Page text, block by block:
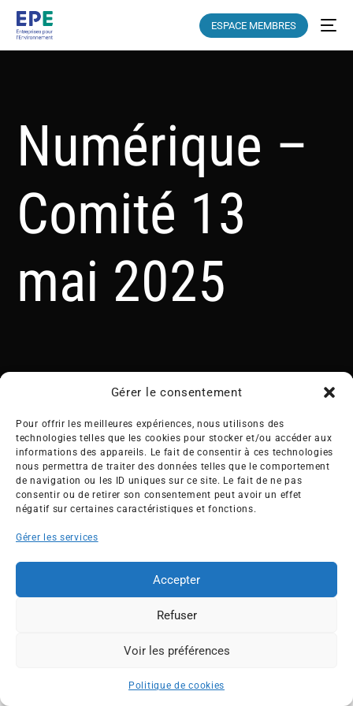
Gérer le consentement
Pour offrir les meilleures expériences, nous utilisons des
technologies telles que les cookies pour stocker et/ou accéder aux
informations des appareils. Le fait de consentir à ces technologies
nous permettra de traiter des données telles que le comportement
de navigation ou les ID uniques sur ce site. Le fait de ne pas
consentir ou de retirer son consentement peut avoir un effet
négatif sur certaines caractéristiques et fonctions.
Gérer les services
Accepter
Refuser
Voir les préférences
Politique de cookies
ESPACE MEMBRES
Numérique –
Comité 13
mai 2025
Créée en 1992, l’association française des Entreprises pour
l’Environnement (EPE) rassemble une soixantaine de grandes
entreprises françaises et internationales de tous les secteurs
de l’économie, afin de collaborer à leur transformation face
aux enjeux d’une transition écologique intégrée.
Travaux & Publications
Presse
Contacts
©2026 EPE
ESPACE MEMBRES